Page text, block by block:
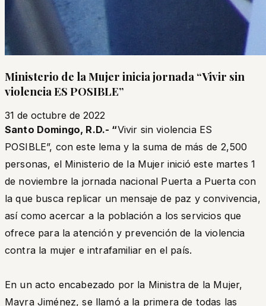
Ministerio de la Mujer inicia jornada “Vivir sin
violencia ES POSIBLE”
31 de octubre de 2022
Santo Domingo, R.D.- “Vivir sin violencia ES
POSIBLE”, con este lema y la suma de más de 2,500
personas, el Ministerio de la Mujer inició este martes 1
de noviembre la jornada nacional Puerta a Puerta con
la que busca replicar un mensaje de paz y convivencia,
así como acercar a la población a los servicios que
ofrece para la atención y prevención de la violencia
contra la mujer e intrafamiliar en el país.
En un acto encabezado por la Ministra de la Mujer,
Mayra Jiménez, se llamó a la primera de todas las